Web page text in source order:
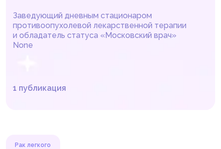
Заведующий дневным стационаром
противоопухолевой лекарственной терапии
и обладатель статуса «Московский врач»
None
1 публикация
Рак легкого